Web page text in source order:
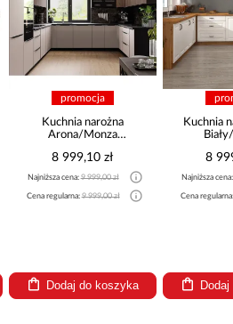
promocja
Kuchnia narożna
Arona/Monza
8 999,10 zł
Najniższa cena:9 999,00 zł
Cena regularna:9 999,00 zł
Dodaj do koszyka
Kuchnia
8
Najniższa
Cena